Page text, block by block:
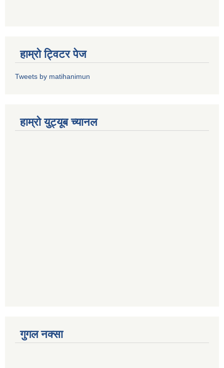
हाम्राे ट्विटर पेज
Tweets by matihanimun
हाम्रो युट्यूब च्यानल
गुगल नक्सा